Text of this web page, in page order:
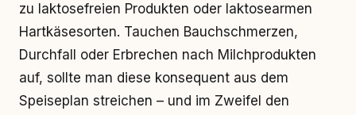
zu laktosefreien Produkten oder laktosearmen
Hartkäsesorten. Tauchen Bauchschmerzen,
Durchfall oder Erbrechen nach Milchprodukten
auf, sollte man diese konsequent aus dem
Speiseplan streichen – und im Zweifel den